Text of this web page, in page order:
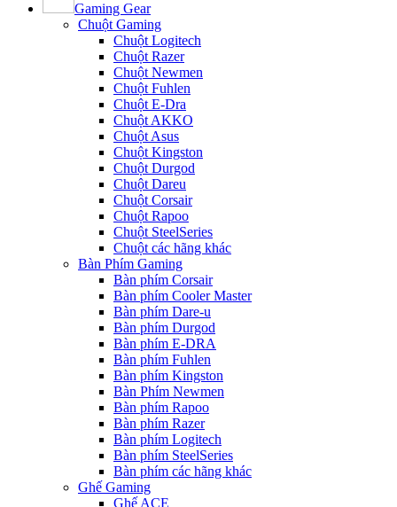
Gaming Gear
Chuột Gaming
Chuột Logitech
Chuột Razer
Chuột Newmen
Chuột Fuhlen
Chuột E-Dra
Chuột AKKO
Chuột Asus
Chuột Kingston
Chuột Durgod
Chuột Dareu
Chuột Corsair
Chuột Rapoo
Chuột SteelSeries
Chuột các hãng khác
Bàn Phím Gaming
Bàn phím Corsair
Bàn phím Cooler Master
Bàn phím Dare-u
Bàn phím Durgod
Bàn phím E-DRA
Bàn phím Fuhlen
Bàn phím Kingston
Bàn Phím Newmen
Bàn phím Rapoo
Bàn phím Razer
Bàn phím Logitech
Bàn phím SteelSeries
Bàn phím các hãng khác
Ghế Gaming
Ghế ACE